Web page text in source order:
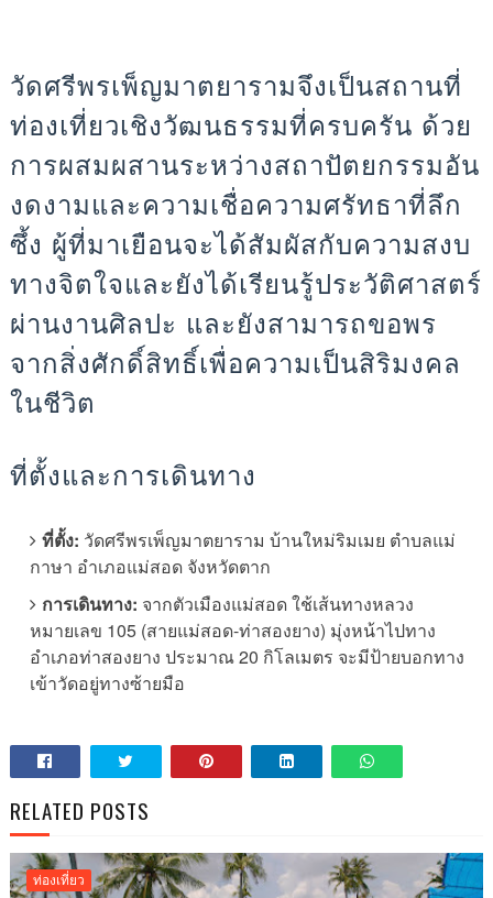
วัดศรีพรเพ็ญมาตยารามจึงเป็นสถานที่
ท่องเที่ยวเชิงวัฒนธรรมที่ครบครัน ด้วย
การผสมผสานระหว่างสถาปัตยกรรมอัน
งดงามและความเชื่อความศรัทธาที่ลึก
ซึ้ง ผู้ที่มาเยือนจะได้สัมผัสกับความสงบ
ทางจิตใจและยังได้เรียนรู้ประวัติศาสตร์
ผ่านงานศิลปะ และยังสามารถขอพร
จากสิ่งศักดิ์สิทธิ์เพื่อความเป็นสิริมงคล
ในชีวิต
ที่ตั้งและการเดินทาง
ที่ตั้ง: วัดศรีพรเพ็ญมาตยาราม บ้านใหม่ริมเมย ตำบลแม่
กาษา อำเภอแม่สอด จังหวัดตาก
การเดินทาง: จากตัวเมืองแม่สอด ใช้เส้นทางหลวง
หมายเลข 105 (สายแม่สอด-ท่าสองยาง) มุ่งหน้าไปทาง
อำเภอท่าสองยาง ประมาณ 20 กิโลเมตร จะมีป้ายบอกทาง
เข้าวัดอยู่ทางซ้ายมือ
RELATED POSTS
ท่องเที่ยว